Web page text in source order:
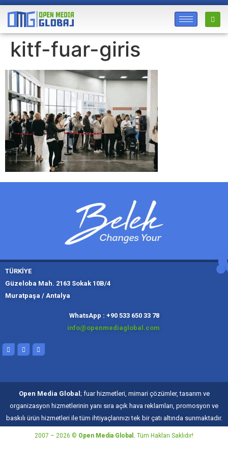
kitf-fuar-giris
TÜRKİYE
Güzeloba Mah. 2163 Sokak 10B/4
Muratpaşa / Antalya
WhatsApp : +90 533 650 33 78
info@openmediaglobal.com
Open Media Global ; fuar hizmetleri, mimari çözümler, tasarım ve
organizasyon hizmetlerinin yanı sıra açık hava reklamları, promosyon ve
baskılı ürün hizmetleri ile tüm ihtiyaçlarınızı tek bir çatı altında sunmaktadır.
2007 – 2026 © Open Media Global. Tüm Hakları Saklıdır!